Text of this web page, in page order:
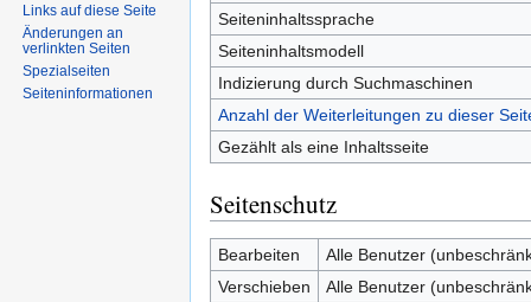
Seiteninhaltssprache
Seiteninhaltsmodell
Indizierung durch Suchmaschinen
Anzahl der Weiterleitungen zu dieser
Gezählt als eine Inhaltsseite
Seitenschutz
Bearbeiten
Alle Benutzer
Verschieben
Alle Benutzer
Links auf diese Seite
Änderungen an
verlinkten Seiten
Spezialseiten
Seiten­informationen